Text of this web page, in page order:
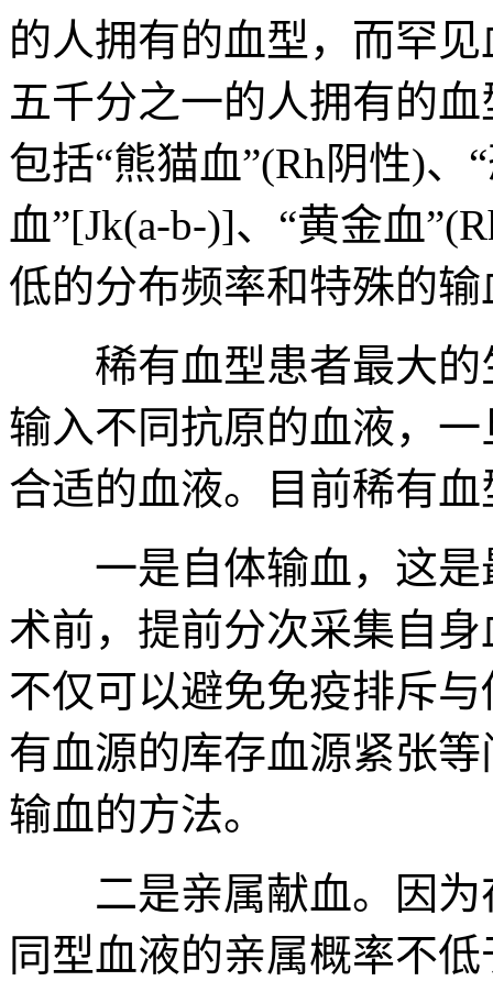
的人拥有的血型，而罕
五千分之一的人拥有的
包括“熊猫血”(Rh阴性)、
血”[Jk(a-b-)]、“黄金血
低的分布频率和特殊的
稀有血型患者最大的
输入不同抗原的血液，
合适的血液。目前稀有
一是自体输血，这是
术前，提前分次采集自
不仅可以避免免疫排斥
有血源的库存血源紧张
输血的方法。
二是亲属献血。因为
同型血液的亲属概率不